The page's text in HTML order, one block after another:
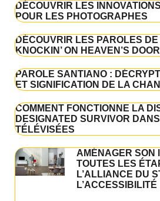
DÉCOUVRIR LES
POUR LES PHOTOGRAPHES
DÉCOUVRIR LES PAROLES DE
KNOCKIN’ ON HEAVEN’S
PAROLE SANTIANO :
ET SIGNIFICATION DE LA
COMMENT FONCTIONNE LA
DESIGNATED SURVIVOR
TÉLÉVISÉES
AMÉNAGER SON
TOUTES LES
L’ALLIANCE DU
L’ACCESSIBILITÉ